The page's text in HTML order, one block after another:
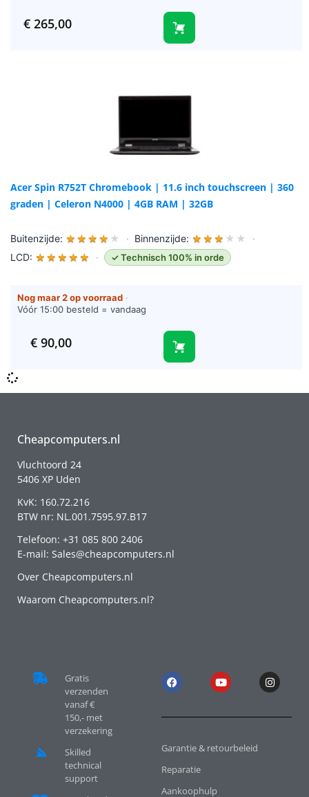
€265,00
Acer Spin R752T Chromebook | 11.6 inch touchscreen | 360
graden | Celeron N4000 | 4GB RAM | 32GB
Buitenzijde: ★ ★ ★ ★ ★ · Binnenzijde: ★ ★ ★ ★ ★
·
LCD: ★ ★ ★ ★ ★ · ✓ Technisch 100% in orde
Nog maar 2 op voorraad ·
Vóór 15:00 besteld = vandaag
€90,00
Cheapcomputers.nl
Vluchtoord 24
5406 XP Uden
KvK: 160.72.216
BTW nr: NL.001.7595.97.B17
Telefoon: +31 085 800 2406
E-mail: Sales@cheapcomputers.nl
Over Cheapcomputers.nl
Waarom Cheapcomputers.nl?
Gratis
verzenden
vanaf €
150,- met
verzekering
Skilled
technical
support
Garantie & retourbeleid
Reparatie
Aankoophulp